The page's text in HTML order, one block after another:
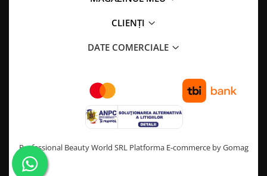
CLIENȚI
DATE COMERCIALE
Professional Beauty World SRL Platforma E-commerce by Gomag